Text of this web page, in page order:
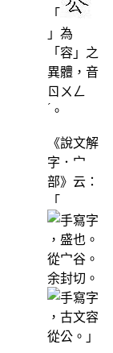
「
」為
「容」之
異體，音
ㄖㄨㄥ
ˊ 。
《說文解
字．宀
部》云：
「
，盛也。
從宀谷。
余封切。
，古文容
從公。」